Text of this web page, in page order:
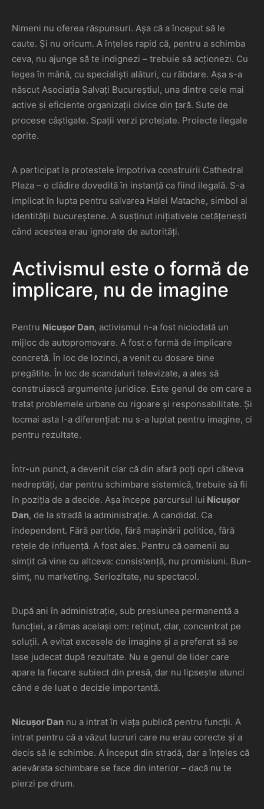
Nimeni nu oferea răspunsuri. Așa că a început să le
caute. Și nu oricum. A înțeles rapid că, pentru a schimba
ceva, nu ajunge să te indignezi – trebuie să acționezi. Cu
legea în mână, cu specialiști alături, cu răbdare. Așa s-a
născut Asociația Salvați Bucureștiul, una dintre cele mai
active și eficiente organizații civice din țară. Sute de
procese câștigate. Spații verzi protejate. Proiecte ilegale
oprite.
A participat la protestele împotriva construirii Cathedral
Plaza – o clădire dovedită în instanță ca fiind ilegală. S-a
implicat în lupta pentru salvarea Halei Matache, simbol al
identității bucureștene. A susținut inițiativele cetățenești
când acestea erau ignorate de autorități.
Activismul este o formă de
implicare, nu de imagine
Pentru Nicușor Dan, activismul n-a fost niciodată un
mijloc de autopromovare. A fost o formă de implicare
concretă. În loc de lozinci, a venit cu dosare bine
pregătite. În loc de scandaluri televizate, a ales să
construiască argumente juridice. Este genul de om care a
tratat problemele urbane cu rigoare și responsabilitate. Și
tocmai asta l-a diferențiat: nu s-a luptat pentru imagine, ci
pentru rezultate.
Într-un punct, a devenit clar că din afară poți opri câteva
nedreptăți, dar pentru schimbare sistemică, trebuie să fii
în poziția de a decide. Așa începe parcursul lui Nicușor
Dan, de la stradă la administrație. A candidat. Ca
independent. Fără partide, fără mașinării politice, fără
rețele de influență. A fost ales. Pentru că oamenii au
simțit că vine cu altceva: consistență, nu promisiuni. Bun-
simț, nu marketing. Seriozitate, nu spectacol.
După ani în administrație, sub presiunea permanentă a
funcției, a rămas același om: reținut, clar, concentrat pe
soluții. A evitat excesele de imagine și a preferat să se
lase judecat după rezultate. Nu e genul de lider care
apare la fiecare subiect din presă, dar nu lipsește atunci
când e de luat o decizie importantă.
Nicușor Dan nu a intrat în viața publică pentru funcții. A
intrat pentru că a văzut lucruri care nu erau corecte și a
decis să le schimbe. A început din stradă, dar a înțeles că
adevărata schimbare se face din interior – dacă nu te
pierzi pe drum.